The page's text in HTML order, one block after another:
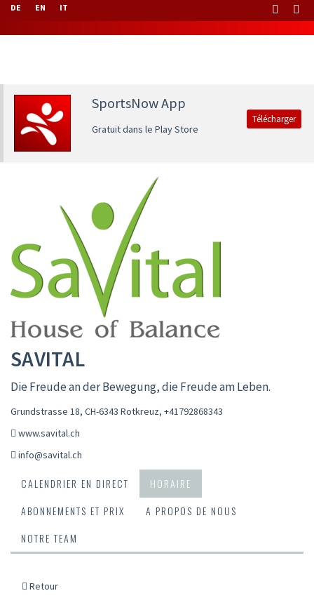
DE EN IT
SportsNow App
Gratuit dans le Play Store
Télécharger
SAVITAL
Die Freude an der Bewegung, die Freude am Leben.
Grundstrasse 18, CH-6343 Rotkreuz, +41792868343
www.savital.ch
info@savital.ch
CALENDRIER EN DIRECT
HORAIRE
ABONNEMENTS ET PRIX
A PROPOS DE NOUS
NOTRE TEAM
Retour